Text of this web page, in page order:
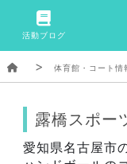
活動ブログ
体育館・コート情
露橋スポー
愛知県名古屋市